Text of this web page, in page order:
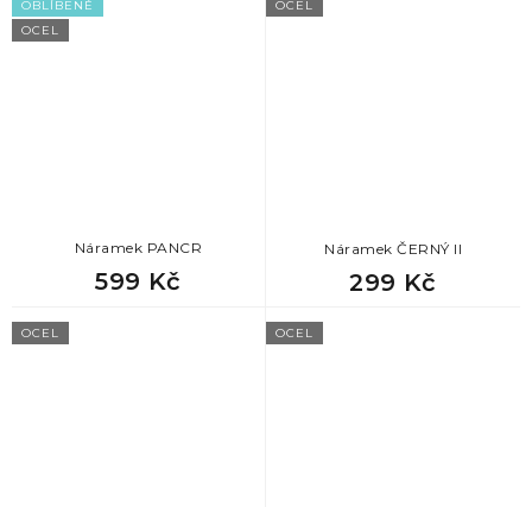
OBLÍBENÉ
OCEL
Náramek PANCR
599 Kč
OCEL
Náramek ČERNÝ II
299 Kč
OCEL OCEL